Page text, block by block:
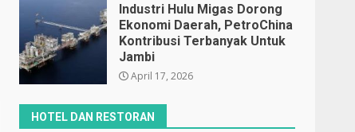
April 17, 2026
Industri Hulu Migas Dorong
Ekonomi Daerah, PetroChina
Kontribusi Terbanyak Untuk
Jambi
April 17, 2026
HOTEL DAN RESTORAN